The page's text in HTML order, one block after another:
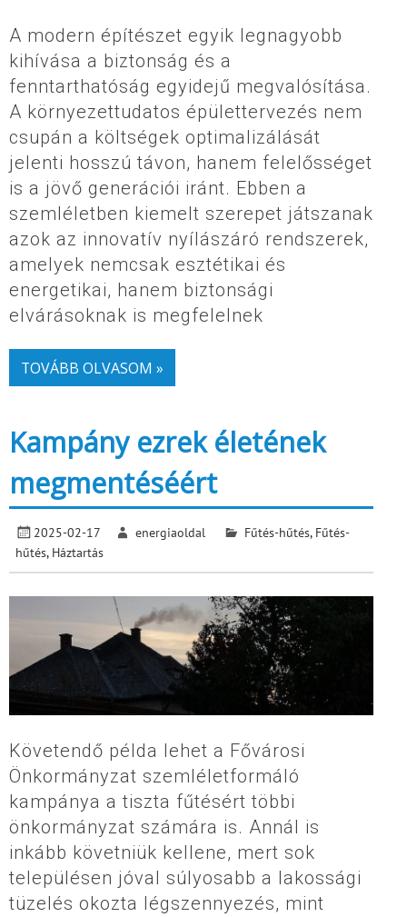
A modern építészet egyik legnagyobb
kihívása a biztonság és a
fenntarthatóság egyidejű megvalósítása.
A környezettudatos épülettervezés nem
csupán a költségek optimalizálását
jelenti hosszú távon, hanem felelősséget
is a jövő generációi iránt. Ebben a
szemléletben kiemelt szerepet játszanak
azok az innovatív nyílászáró rendszerek,
amelyek nemcsak esztétikai és
energetikai, hanem biztonsági
elvárásoknak is megfelelnek
TOVÁBB OLVASOM »
Kampány ezrek életének
megmentéséért
2025-02-17 energiaoldal Fűtés-hűtés, Fűtés-
hűtés, Háztartás
Követendő példa lehet a Fővárosi
Önkormányzat szemléletformáló
kampánya a tiszta fűtésért többi
önkormányzat számára is. Annál is
inkább követniük kellene, mert sok
településen jóval súlyosabb a lakossági
tüzelés okozta légszennyezés, mint